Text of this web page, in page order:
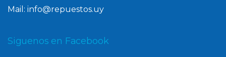
Mail: info@repuestos.uy
Siguenos en Facebook